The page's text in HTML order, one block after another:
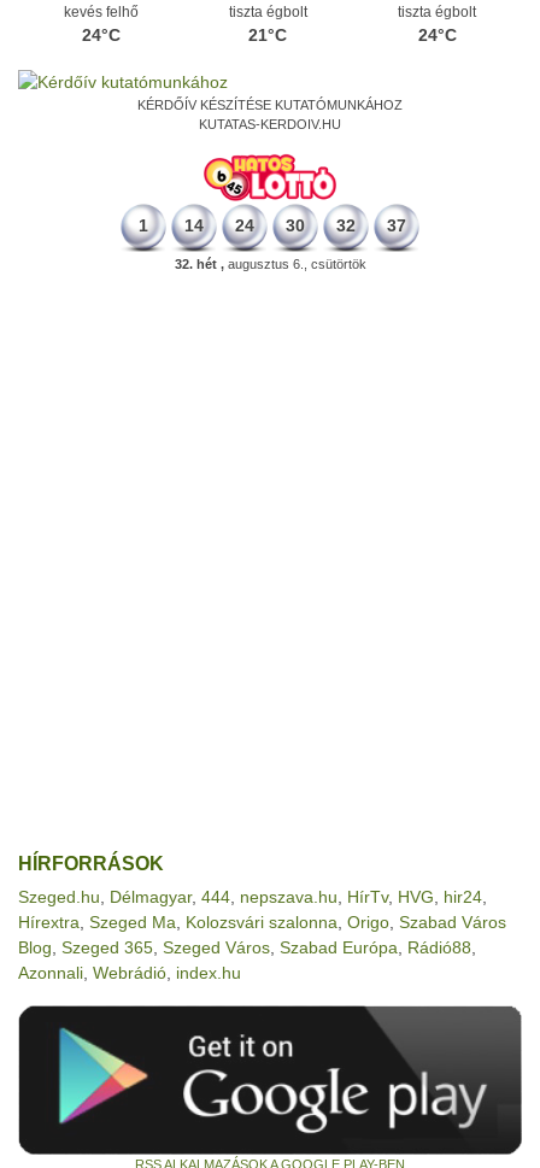
kevés felhő
24°C
tiszta égbolt
21°C
tiszta égbolt
24°C
KÉRDŐÍV KÉSZÍTÉSE KUTATÓMUNKÁHOZ
KUTATAS-KERDOIV.HU
1 14 24 30 32 37
32. hét ,augusztus 6., csütörtök
HÍRFORRÁSOK
Szeged.hu Délmagyar, 444 nepszava.hu HírTv, HVG hir24
Hírextra Szeged Ma Kolozsvári szalonna Origo Szabad Város
Blog Szeged 365 Szeged Város Szabad Európa Rádió88
Azonnali Webrádió index.hu
RSS ALKALMAZÁSOK A GOOGLE PLAY-BEN